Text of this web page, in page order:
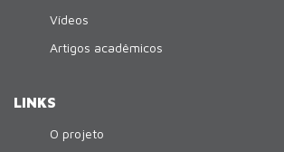
Vídeos
Artigos acadêmicos
LINKS
O projeto